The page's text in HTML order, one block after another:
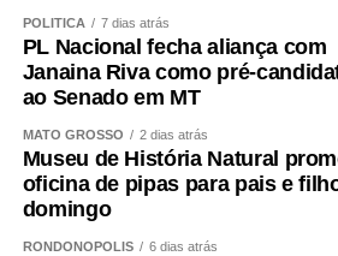
POLÍTICA 7 dias atrás
PL Nacional fecha aliança com
Janaina Riva como pré-
ao Senado em MT
MATO GROSSO 2 dias atrás
Museu de História Natural
oficina de pipas para pais e
domingo
RONDONÓPOLIS 6 dias atrás